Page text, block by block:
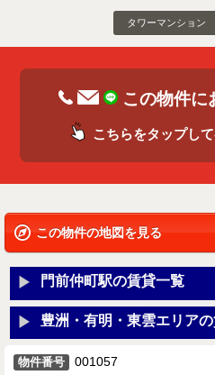
タワーマンション
この物件に
こちらをタップし
この物件の地図を見る
門前仲町駅の賃貸一覧
豊洲・有明・東雲エリア
物件番号
001057